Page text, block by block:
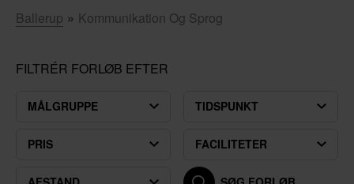
Ballerup » Kommunikation Og Sprog
FILTRÉR FORLØB EFTER
MÅLGRUPPE TIDSPUNKT
PRIS FACILITETER